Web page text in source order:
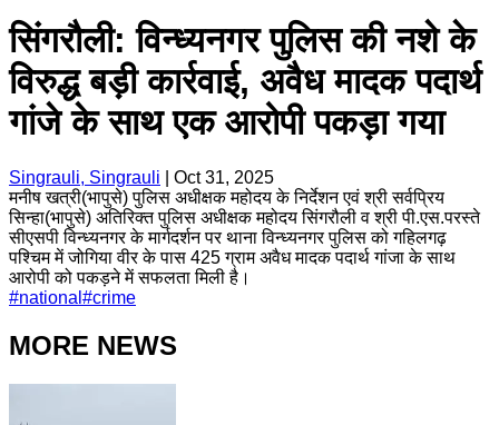
सिंगरौली: विन्ध्यनगर पुलिस की नशे के
विरुद्ध बड़ी कार्रवाई, अवैध मादक पदार्थ
गांजे के साथ एक आरोपी पकड़ा गया
Singrauli, Singrauli
Oct 31, 2025
मनीष खत्री(भापुसे) पुलिस अधीक्षक महोदय के निर्देशन एवं श्री सर्वप्रिय
सिन्हा(भापुसे) अतिरिक्त पुलिस अधीक्षक महोदय सिंगरौली व श्री पी.एस.परस्ते
सीएसपी विन्ध्यनगर के मार्गदर्शन पर थाना विन्ध्यनगर पुलिस को गहिलगढ़
पश्चिम में जोगिया वीर के पास 425 ग्राम अवैध मादक पदार्थ गांजा के साथ
आरोपी को पकड़ने में सफलता मिली है।
#national #crime
MORE NEWS